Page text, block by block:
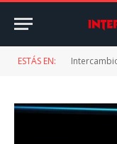
ESTÁS EN: